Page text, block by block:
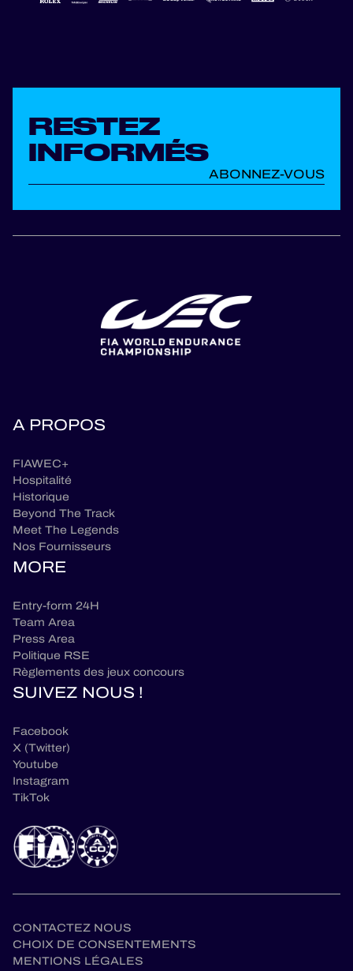
RESTEZ
INFORMÉS
ABONNEZ-VOUS
A PROPOS
FIAWEC+
Hospitalité
Historique
Beyond The Track
Meet The Legends
Nos Fournisseurs
MORE
Entry-form 24H
Team Area
Press Area
Politique RSE
Règlements des jeux concours
SUIVEZ NOUS !
Facebook
X (Twitter)
Youtube
Instagram
TikTok
CONTACTEZ NOUS
CHOIX DE CONSENTEMENTS
MENTIONS LÉGALES